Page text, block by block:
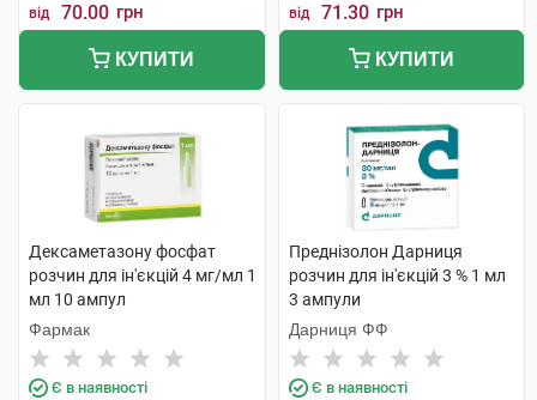
від 70.00 грн
КУПИТИ
від 71.30 грн
КУПИТИ
Дексаметазону фосфат
розчин для ін'єкцій 4 мг/мл 1
мл 10 ампул
Фармак
Є в наявності
Преднізолон Дарниця
розчин для ін'єкцій 3 % 1 мл
3 ампули
Дарниця ФФ
Є в наявності